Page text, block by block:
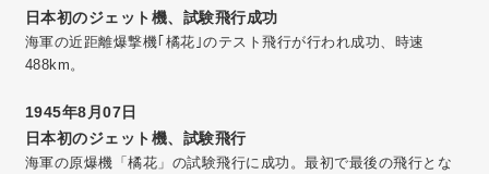
日本初のジェット機、試験飛行成功
海軍の近距離爆撃機｢橘花｣のテスト飛行が行われ成功、時速
488km。
1945年8月07日
日本初のジェット機、試験飛行
海軍の原爆機「橘花」の試験飛行に成功。最初で最後の飛行とな